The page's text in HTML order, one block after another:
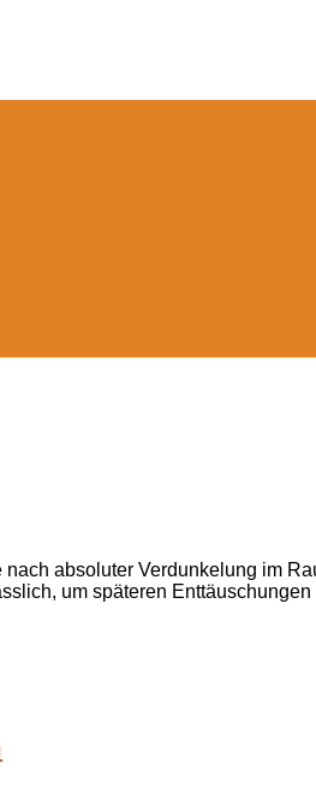
absoluter Verdunkelung im
um späteren